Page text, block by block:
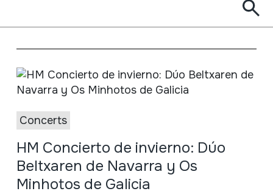
Concerts
HM Concierto de invierno: Dúo
Beltxaren de Navarra y Os
Minhotos de Galicia